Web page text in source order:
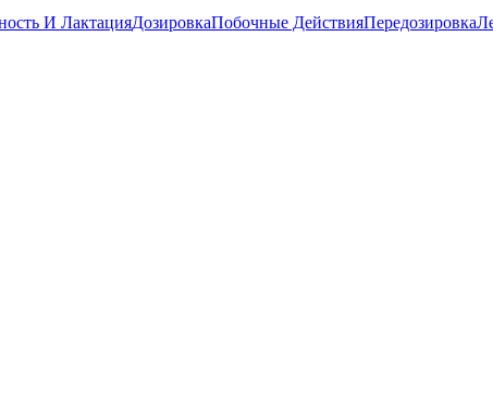
И ЛактацияДозировкаПобочные ДействияПередозировка